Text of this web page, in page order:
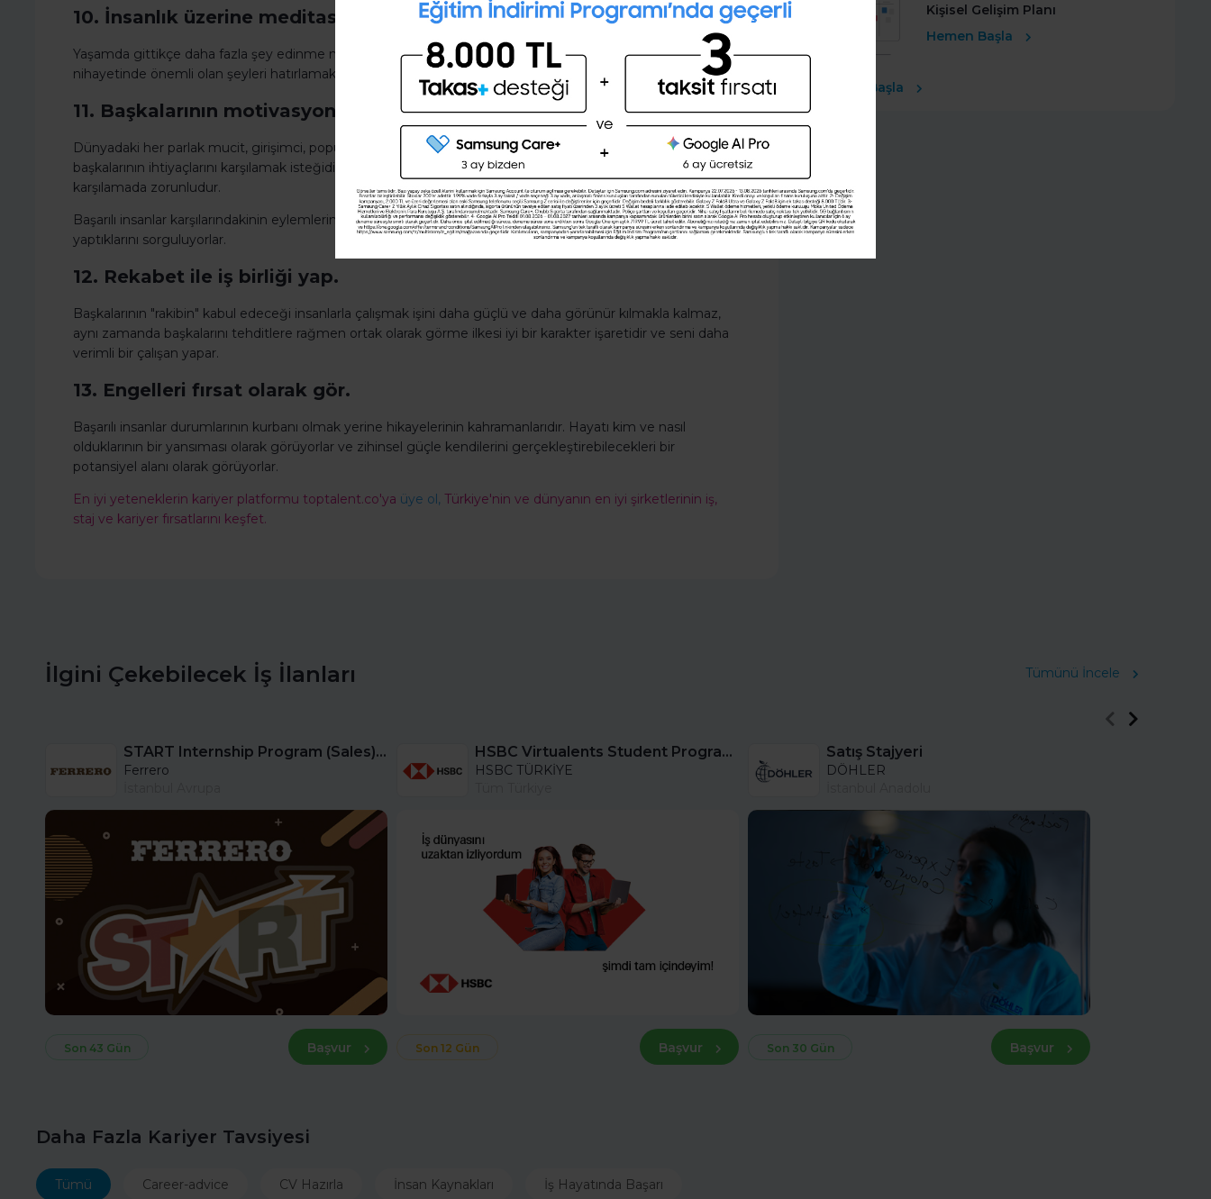
28 günlük kişisel gelişim planını
oluşturmak ister misin ?
10. İnsanlık üzerine meditasyon yap.
Yaşamda gittikçe daha fazla şey edinme niyeti var olduğu için bunların hepsinin geçici olduğunu ve
nihayetinde önemli olan şeyleri hatırlamak zorunludur: ne kadar verdin ve başkalarını nasıl hissettirdin.
11. Başkalarının motivasyonunu düşün.
Dünyadaki her parlak mucit, girişimci, popüler yazar ve sanatçı ortak bir yeteneğe sahiptir ve bu,
başkalarının ihtiyaçlarını karşılamak isteğidir. İnsanların davranışlarının sebebini anlayabilmek ihtiyaçlarını
karşılamada zorunludur.
Başarılı insanlar karşılarındakinin eylemlerini veya sözcüklerini yüzeysel yorumlamak yerine neden bunu
yaptıklarını sorguluyorlar.
12. Rekabet ile iş birliği yap.
Başkalarının "rakibin" kabul edeceği insanlarla çalışmak işini daha güçlü ve daha görünür kılmakla kalmaz,
aynı zamanda başkalarını tehditlere rağmen ortak olarak görme ilkesi iyi bir karakter işaretidir ve seni daha
verimli bir çalışan yapar.
13. Engelleri fırsat olarak gör.
Başarılı insanlar durumlarının kurbanı olmak yerine hikayelerinin kahramanlarıdır. Hayatı kim ve nasıl
olduklarının bir yansıması olarak görüyorlar ve zihinsel güçle kendilerini gerçekleştirebilecekleri bir
potansiyel alanı olarak görüyorlar.
En iyi yeteneklerin kariyer platformu toptalent.co'ya üye ol, Türkiye'nin ve dünyanın en iyi şirketlerinin iş,
staj ve kariyer fırsatlarını keşfet.
Kişisel Gelişim Planı
Hemen Başla
Ücretsiz Başla
İlgini Çekebilecek İş İlanları Tümünü İncele
START Internship Program (Sales) - Istanbul
Ferrero
Son 43 Gün Başvur
HSBC Virtualents Student Program bu sene de devam ediyor!
HSBC TÜRKİYE
Son 12 Gün Başvur
Satış Stajyeri
DÖHLER
Son 30 Gün Başvur
Daha Fazla Kariyer Tavsiyesi
Tümü Career-advice CV Hazırla İnsan Kaynakları İş Hayatında Başarı